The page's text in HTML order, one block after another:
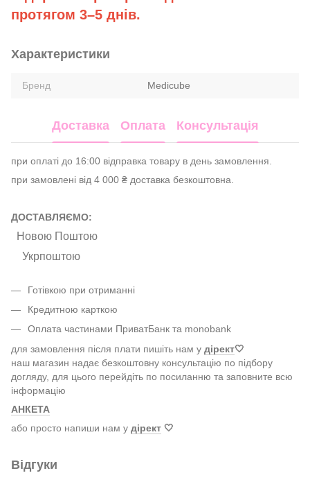
протягом 3–5 днів.
Характеристики
Бренд Medicube
Доставка Оплата Консультація
при оплаті до 16:00 відправка товару в день замовлення.
при замовлені від 4 000 ₴ доставка безкоштовна.
ДОСТАВЛЯЄМО:
Новою Поштою
Укрпоштою
Готівкою при отриманні
Кредитною карткою
Оплата частинами ПриватБанк та monobank
для замовлення після плати пишіть нам у дірект🤍
наш магазин надає безкоштовну консультацію по підбору
догляду, для цього перейдіть по посиланню та заповните всю
інформацію
АНКЕТА
або просто напиши нам у дірект 🤍
Відгуки